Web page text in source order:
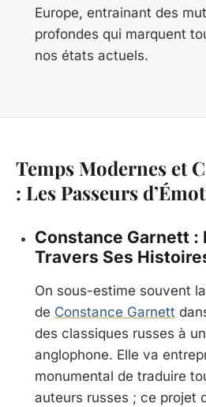
Europe, entrainant des
profondes qui marquent
nos états actuels.
Temps Modernes et
: Les Passeurs
Constance Garnett :
Travers Ses
On sous-estime souvent
de Constance Garnett
des classiques russes à
anglophone. Elle va
monumental de traduire
auteurs russes ; ce projet